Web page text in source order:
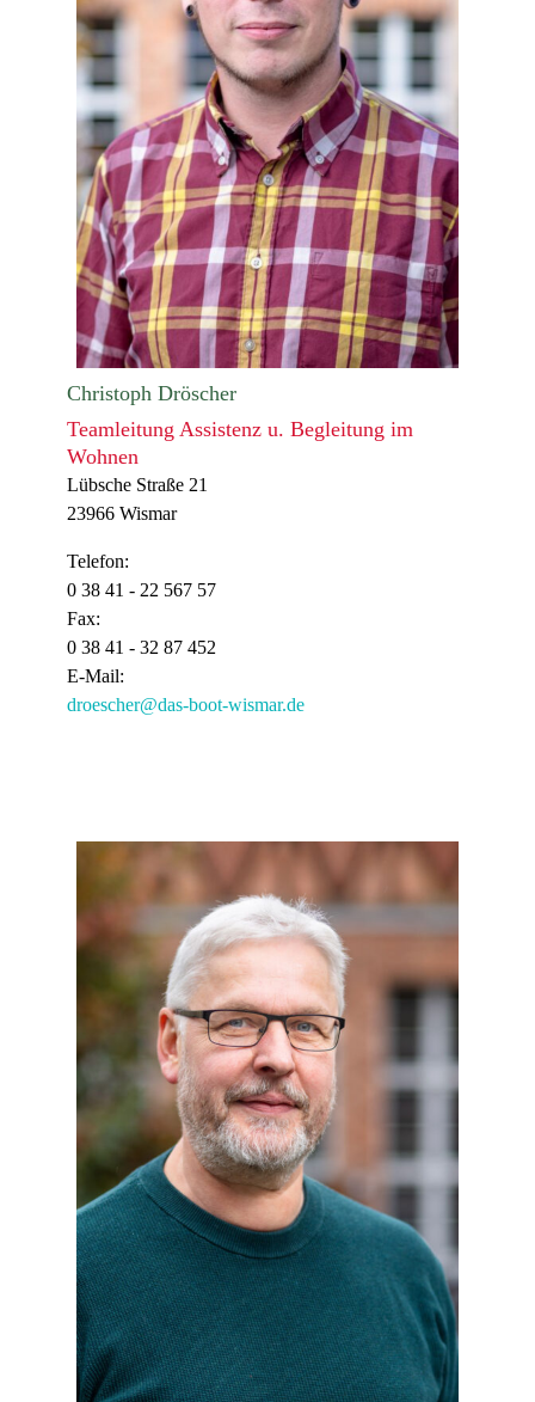
Christoph Dröscher
Teamleitung Assistenz u. Begleitung im
Wohnen
Lübsche Straße 21
23966 Wismar
Telefon:
0 38 41 - 22 567 57
Fax:
0 38 41 - 32 87 452
E-Mail:
droescher@das-boot-wismar.de